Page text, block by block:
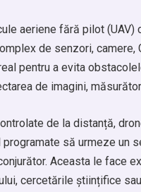
aeriene fără pilot
de senzori,
pentru a evita
de imagini,
de la distanță,
programate să urmeze
Aceasta le face
cercetările științifice